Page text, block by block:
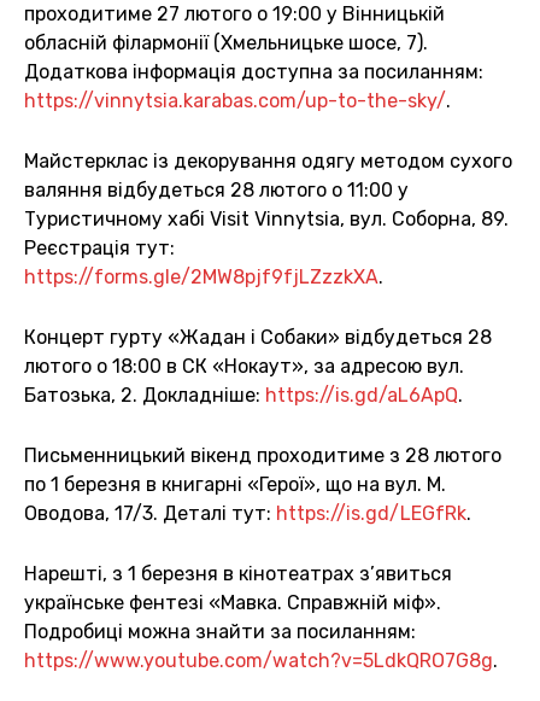
проходитиме 27 лютого о 19:00 у Вінницькій
обласній філармонії (Хмельницьке шосе, 7).
Додаткова інформація доступна за посиланням:
https://vinnytsia.karabas.com/up-to-the-sky/.
Майстерклас із декорування одягу методом сухого
валяння відбудеться 28 лютого о 11:00 у
Туристичному хабі Visit Vinnytsia, вул. Соборна, 89.
Реєстрація тут:
https://forms.gle/2MW8pjf9fjLZzzkXA.
Концерт гурту «Жадан і Собаки» відбудеться 28
лютого о 18:00 в СК «Нокаут», за адресою вул.
Батозька, 2. Докладніше: https://is.gd/aL6ApQ.
Письменницький вікенд проходитиме з 28 лютого
по 1 березня в книгарні «Герої», що на вул. М.
Оводова, 17/3. Деталі тут: https://is.gd/LEGfRk.
Нарешті, з 1 березня в кінотеатрах з’явиться
українське фентезі «Мавка. Справжній міф».
Подробиці можна знайти за посиланням:
https://www.youtube.com/watch?v=5LdkQRO7G8g.